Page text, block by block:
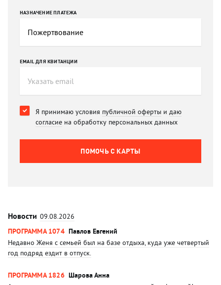
НАЗНАЧЕНИЕ ПЛАТЕЖА
EMAIL ДЛЯ КВИТАНЦИИ
Я принимаю условия публичной оферты и даю
согласие на обработку персональных данных
ПОМОЧЬ C КАРТЫ
Новости 09.08.2026
ПРОГРАММА 1074 Павлов Евгений
Недавно Женя с семьей был на базе отдыха, куда уже четвертый
год подряд ездит в отпуск.
ПРОГРАММА 1826 Шарова Анна